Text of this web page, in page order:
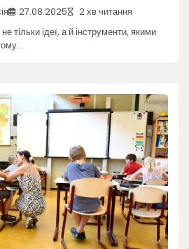
27.08.2025 2 хв читання
тільки ідеї, а й інструменти, якими